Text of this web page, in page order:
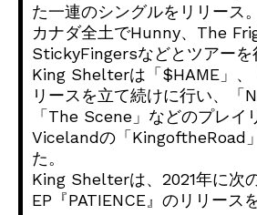
た一連のシングルをリリース
カナダ全土でHunny、The
StickyFingersなどとツアーを
King Shelterは「$HAME」
リースを立て続けに行い、「
「The Scene」などのプレイ
Vicelandの「KingoftheRoad
た。
King Shelterは、2021年に次
EP『PATIENCE』のリリース